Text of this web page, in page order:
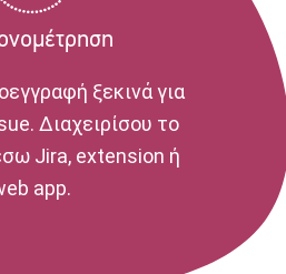
ξεκινά για
Διαχειρίσου το
Jira, extension ή
app.